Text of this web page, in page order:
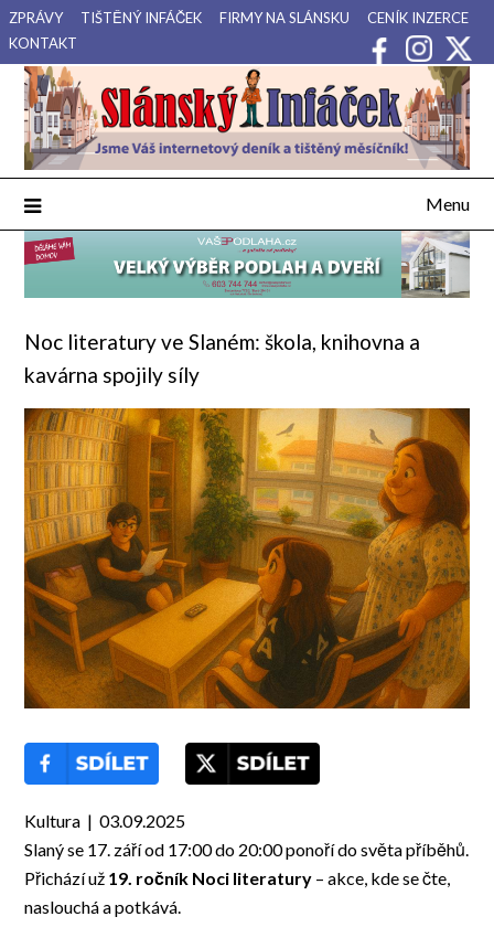
Přejdi
na
obsah
ZPRÁVY TIŠTĚNÝ INFÁČEK FIRMY NA SLÁNSKU
CENÍK INZERCE
KONTAKT
Slánský Infáček
Váš internetový deník a tištěný měsíčník pro Slánsko, Kladensko
a Lounsko.
Menu
Noc literatury ve Slaném: škola, knihovna a
kavárna spojily síly
Kultura | 03.09.2025
Slaný se 17. září od 17:00 do 20:00 ponoří do světa příběhů.
Přichází už 19. ročník Noci literatury – akce, kde se čte,
naslouchá a potkává.